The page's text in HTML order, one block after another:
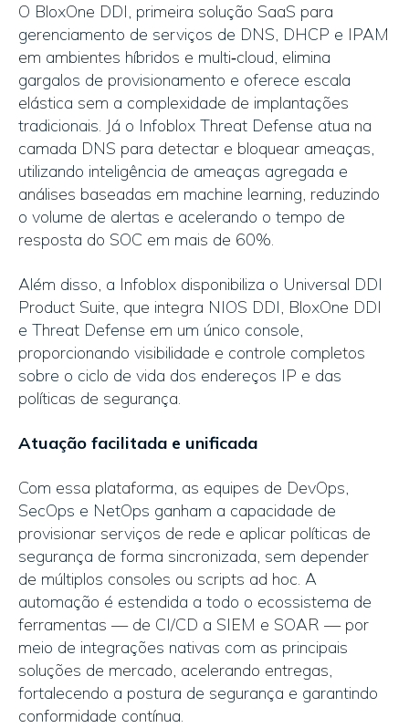
O BloxOne DDI, primeira solução SaaS para
gerenciamento de serviços de DNS, DHCP e IPAM
em ambientes híbridos e multi‑cloud, elimina
gargalos de provisionamento e oferece escala
elástica sem a complexidade de implantações
tradicionais. Já o Infoblox Threat Defense atua na
camada DNS para detectar e bloquear ameaças,
utilizando inteligência de ameaças agregada e
análises baseadas em machine learning, reduzindo
o volume de alertas e acelerando o tempo de
resposta do SOC em mais de 60%.
Além disso, a Infoblox disponibiliza o Universal DDI
Product Suite, que integra NIOS DDI, BloxOne DDI
e Threat Defense em um único console,
proporcionando visibilidade e controle completos
sobre o ciclo de vida dos endereços IP e das
políticas de segurança.
Atuação facilitada e unificada
Com essa plataforma, as equipes de DevOps,
SecOps e NetOps ganham a capacidade de
provisionar serviços de rede e aplicar políticas de
segurança de forma sincronizada, sem depender
de múltiplos consoles ou scripts ad hoc. A
automação é estendida a todo o ecossistema de
ferramentas — de CI/CD a SIEM e SOAR — por
meio de integrações nativas com as principais
soluções de mercado, acelerando entregas,
fortalecendo a postura de segurança e garantindo
conformidade contínua.